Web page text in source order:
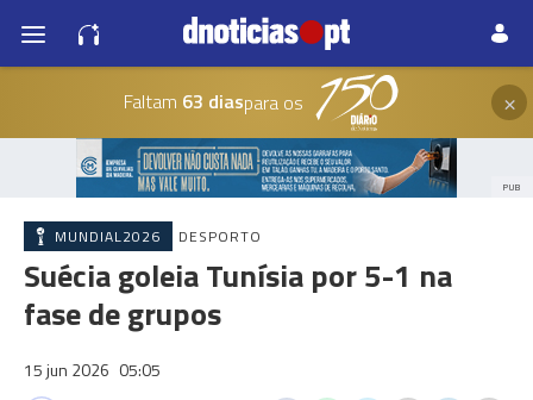
Faltam 63 diaspara os ×
PUB
MUNDIAL2026 DESPORTO
Suécia goleia Tunísia por 5-1 na
fase de grupos
15 jun 2026 05:05